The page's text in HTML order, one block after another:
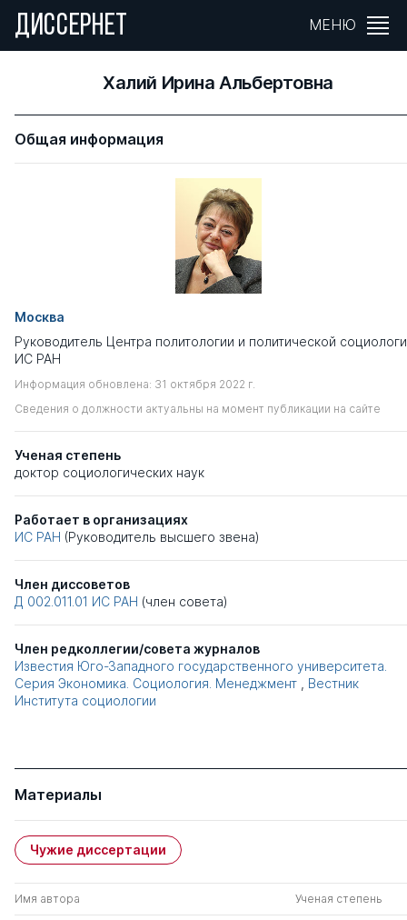
ДИССЕРНЕТ МЕНЮ
Халий Ирина Альбертовна
Общая информация
Москва
Руководитель Центра политологии и политической
ИС РАН
Информация обновлена: 31 октября 2022 г.
Сведения о должности актуальны на момент публикации на сайте
Ученая степень
доктор социологических наук
Работает в организациях
ИС РАН (Руководитель высшего звена)
Член диссоветов
Д 002.011.01 ИС РАН (член совета)
Член редколлегии/совета журналов
Известия Юго-Западного государственного университета.
Серия Экономика. Социология. Менеджмент
Вестник
Института социологии
Материалы
Чужие диссертации
Имя автора Ученая степень